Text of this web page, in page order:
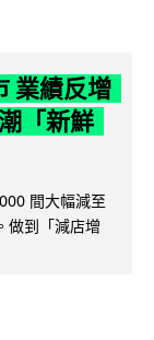
業績反增
「新鮮
間大幅減至
做到「減店增